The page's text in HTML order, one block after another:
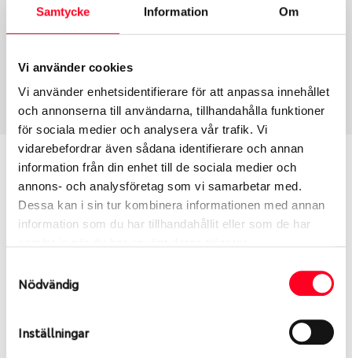
Samtycke Information Om
Vi använder cookies
Vi använder enhetsidentifierare för att anpassa innehållet
och annonserna till användarna, tillhandahålla funktioner
för sociala medier och analysera vår trafik. Vi
vidarebefordrar även sådana identifierare och annan
information från din enhet till de sociala medier och
annons- och analysföretag som vi samarbetar med.
Dessa kan i sin tur kombinera informationen med annan
information som du har tillhandahållit eller som de har
Nödvändig
Inställningar
Däcktyp Däckstorlek
1375
Passar detta däck min bil?
Ange registreringsnummer för att se om det däck
du valt passar din bilmodell. Om du köper däck som
dimensioner. Ibland kan fälgen ha bytts ut under
årens lopp och inte vara samma dimension som